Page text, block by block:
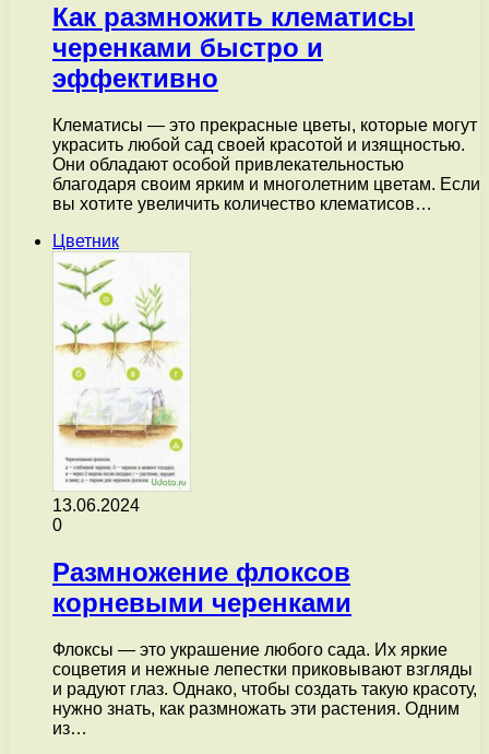
Как размножить клематисы
черенками быстро и
эффективно
Клематисы — это прекрасные цветы, которые могут
украсить любой сад своей красотой и изящностью.
Они обладают особой привлекательностью
благодаря своим ярким и многолетним цветам. Если
вы хотите увеличить количество клематисов…
Цветник
13.06.2024
0
Размножение флоксов
корневыми черенками
Флоксы — это украшение любого сада. Их яркие
соцветия и нежные лепестки приковывают взгляды
и радуют глаз. Однако, чтобы создать такую красоту,
нужно знать, как размножать эти растения. Одним
из…